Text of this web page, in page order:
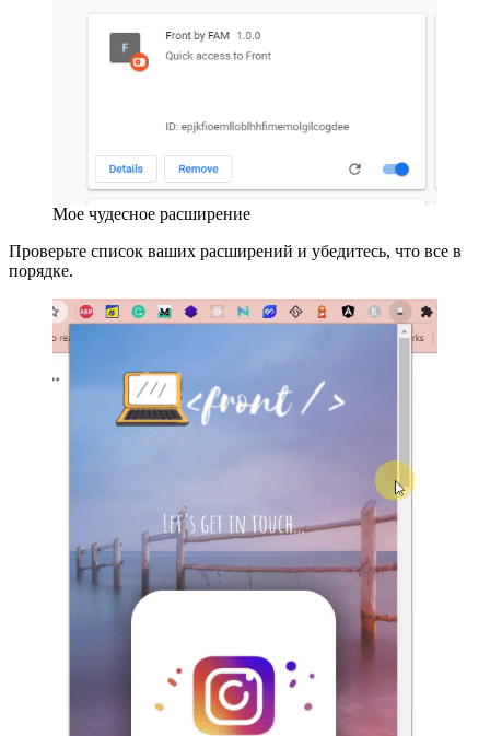
Мое чудесное расширение
Проверьте список ваших расширений и убедитесь, что все в
порядке.